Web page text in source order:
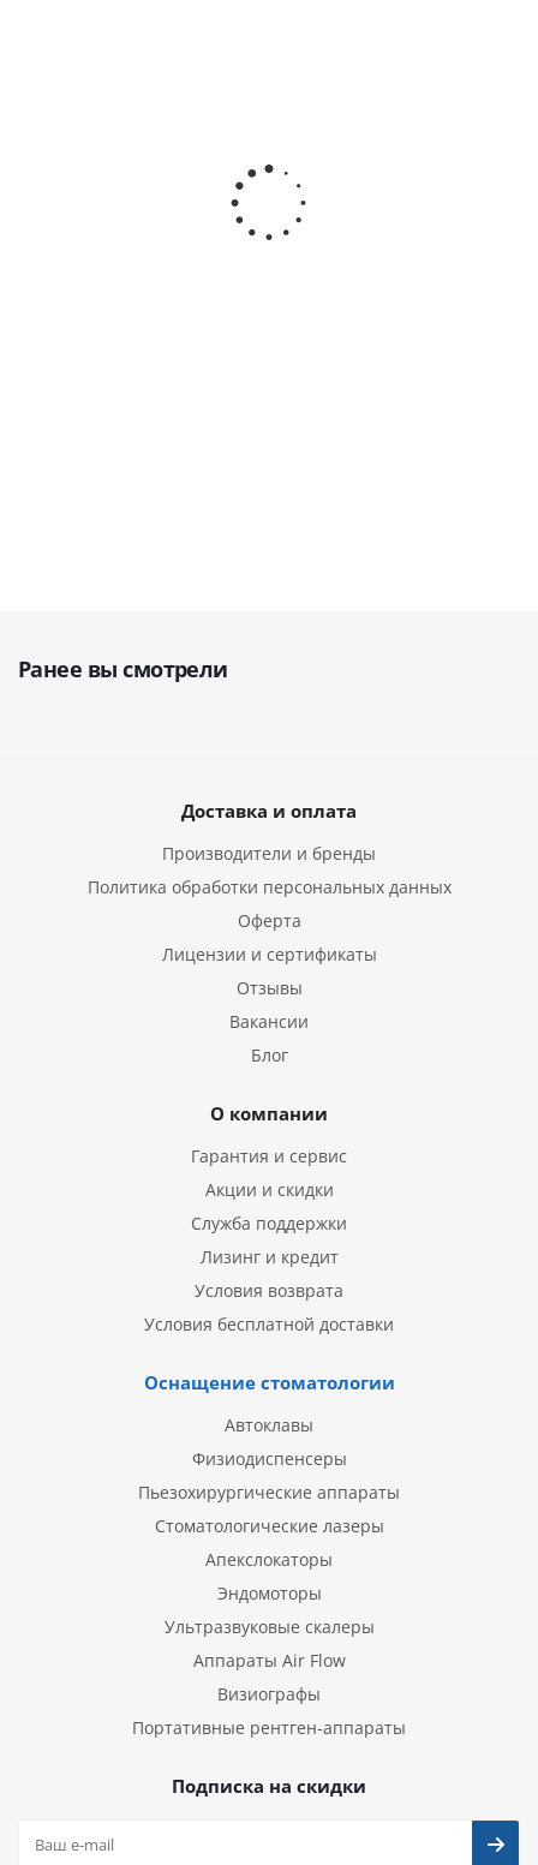
В наличии
Ранее вы смотрели
Доставка и оплата
Производители и бренды
Политика обработки персональных данных
Оферта
Лицензии и сертификаты
Отзывы
Вакансии
Блог
О компании
Гарантия и сервис
Акции и скидки
Служба поддержки
Лизинг и кредит
Условия возврата
Условия бесплатной доставки
Оснащение стоматологии
Автоклавы
Физиодиспенсеры
Пьезохирургические аппараты
Стоматологические лазеры
Апекслокаторы
Эндомоторы
Ультразвуковые скалеры
Аппараты Air Flow
Визиографы
Портативные рентген-аппараты
Подписка на скидки